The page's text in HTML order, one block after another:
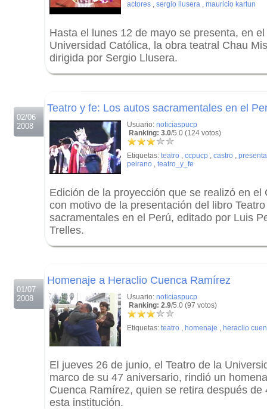
actores , sergio llusera , mauricio kartun
Hasta el lunes 12 de mayo se presenta, en
Universidad Católica, la obra teatral Chau
dirigida por Sergio Llusera.
02/06
2008
Teatro y fe: Los autos sacramentales en el
Usuario: noticiaspucp
Ranking: 3.0/5.0 (124 votos)
Etiquetas: teatro , ccpucp , castro ,
peirano , teatro_y_fe
Edición de la proyección que se realizó en el
con motivo de la presentación del libro
sacramentales en el Perú, editado por Luis
Trelles.
01/07
2008
Homenaje a Heraclio Cuenca Ramírez
Usuario: noticiaspucp
Ranking: 2.9/5.0 (97 votos)
Etiquetas: teatro , homenaje , heraclio
El jueves 26 de junio, el Teatro de la
marco de su 47 aniversario, rindió un
Cuenca Ramírez, quien se retira después de
esta institución.